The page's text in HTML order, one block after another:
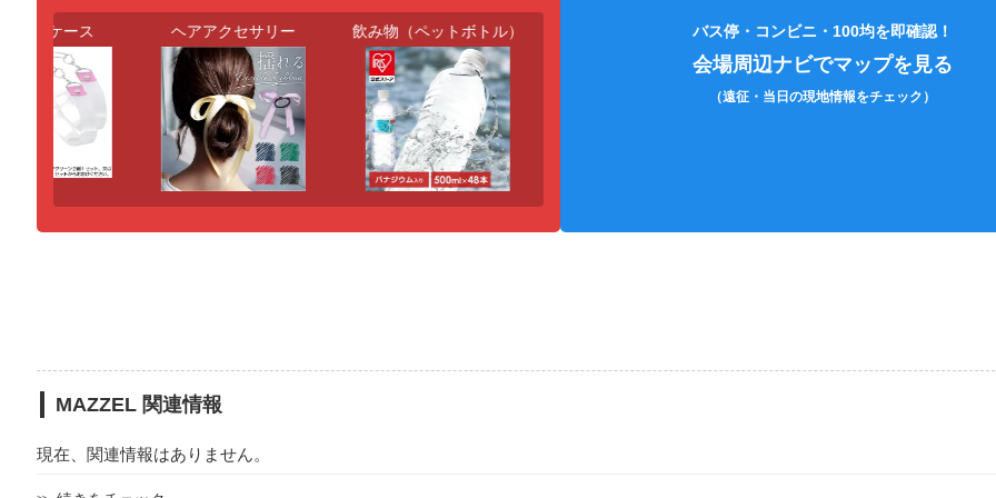
プケース ヘアアクセサリー 飲み物（ペットボトル） 絆創膏
バス停・コンビニ・100均を即確認！
会場周辺ナビでマップを見る
（遠征・当日の現地情報をチェック）
MAZZEL 関連情報
現在、関連情報はありません。